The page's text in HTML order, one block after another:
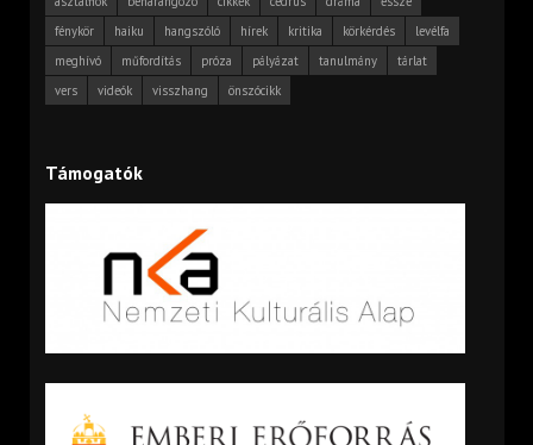
fénykör
haiku hangszóló hírek kritika körkérdés
levélfa
meghívó
műfordítás próza pályázat tanulmány
tárlat
vers
videók visszhang önszócikk
Támogatók